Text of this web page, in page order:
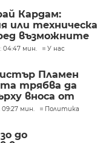
Кардам:
или техническа
възможните
04:47 мин. У нас
Пламен
трябва да
вноса от
мин. Политика
до